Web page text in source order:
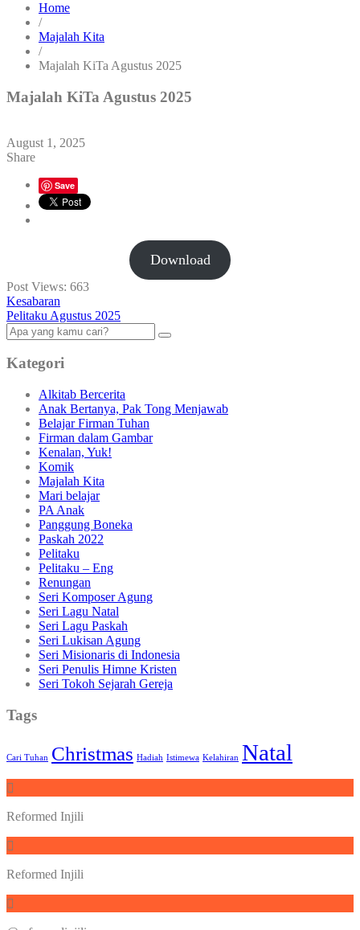
Home
/
Majalah Kita
/
Majalah KiTa Agustus 2025
Majalah KiTa Agustus 2025
August 1, 2025
Share
Save
Download
Post Views: 663
Kesabaran
Pelitaku Agustus 2025
Kategori
Alkitab Bercerita
Anak Bertanya, Pak Tong Menjawab
Belajar Firman Tuhan
Firman dalam Gambar
Kenalan, Yuk!
Komik
Majalah Kita
Mari belajar
PA Anak
Panggung Boneka
Paskah 2022
Pelitaku
Pelitaku – Eng
Renungan
Seri Komposer Agung
Seri Lagu Natal
Seri Lagu Paskah
Seri Lukisan Agung
Seri Misionaris di Indonesia
Seri Penulis Himne Kristen
Seri Tokoh Sejarah Gereja
Tags
Cari Tuhan Christmas Hadiah Istimewa Kelahiran Natal
Reformed Injili
Reformed Injili